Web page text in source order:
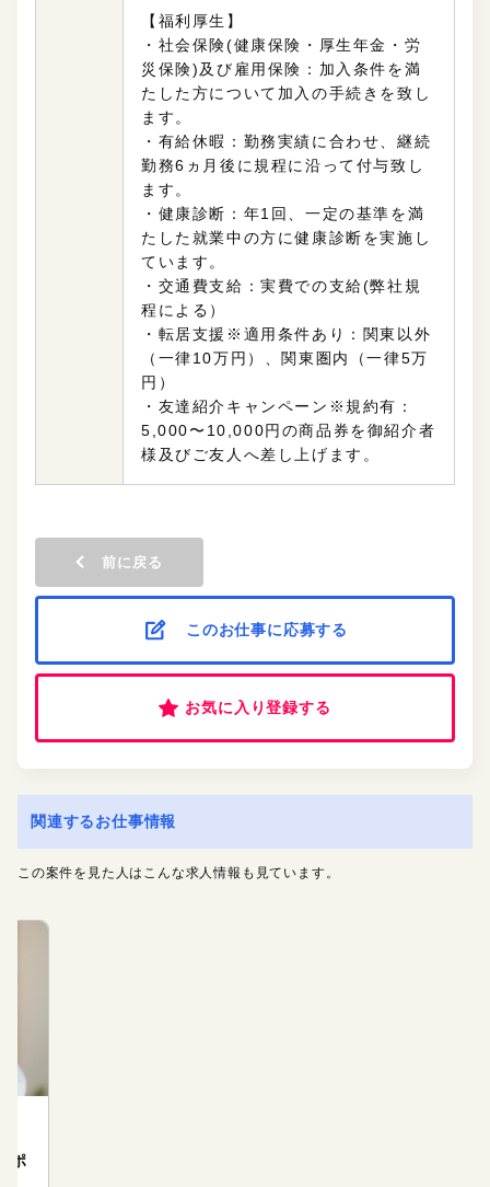
【福利厚生】
・社会保険(健康保険・厚生年金・労
災保険)及び雇用保険：加入条件を満
たした方について 加入の手続きを致し
ます。
・有給休暇：勤務実績に合わせ、継続
勤務6ヵ月後に規程に沿って付与致し
ます。
・健康診断：年1回、一定の基準を満
たした就業中の方に健康診断を実施し
ています。
・交通費支給：実費での支給(弊社規
程による）
・転居支援※適用条件あり：関東以外
（一律10万円）、関東圏内（一律5万
円）
・友達紹介キャンペーン※規約有：
5,000〜10,000円の商品券を御紹介者
様及びご友人へ差し上げます。
前に戻る
このお仕事に応募する
お気に入り登録する
関連するお仕事情報
この案件を見た人はこんな求人情報も見ています。
ポ